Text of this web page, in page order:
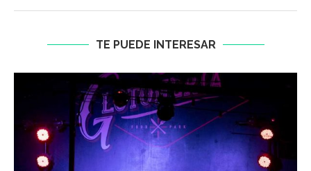
TE PUEDE INTERESAR